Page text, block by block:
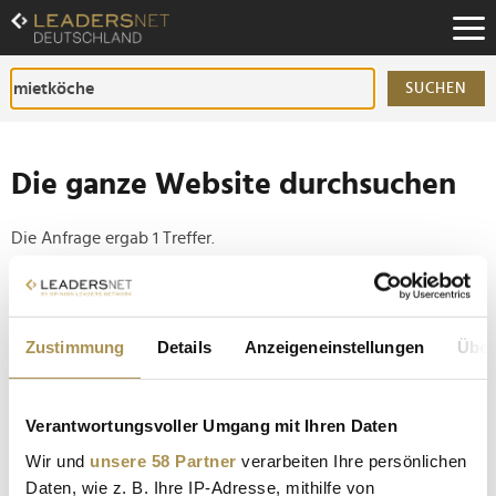
Zustimmung Details Anzeigeneinstellungen
Verantwortungsvoller Umgang mit Ihren Daten
Wir und unsere 58 Partner verarbeiten Ihre persönlichen
Daten, wie z. B. Ihre IP-Adresse, mithilfe von
Zum
Inhalt
Zur
Fußzeilen-
Navigation
SUCHEN
Die ganze Website durchsuchen
Die Anfrage ergab 1 Treffer.
Tipp
Seiten suchen, die genau diese Wortgruppe enthalten:
"Private Chefs": Die neuen Spitzenköche der
Reichen und Schönen